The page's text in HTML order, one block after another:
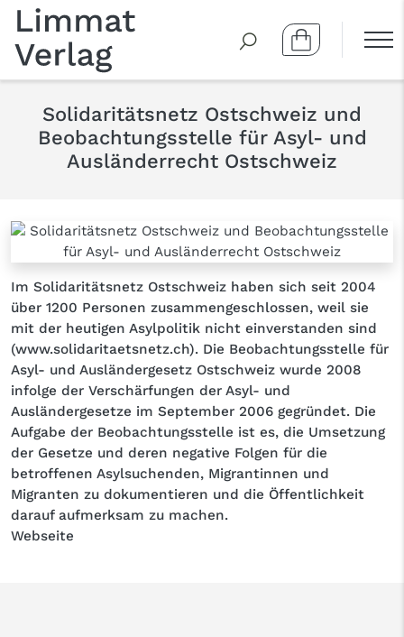
Solidaritätsnetz Ostschweiz und
Beobachtungsstelle für Asyl- und
Ausländerrecht Ostschweiz
Im Solidaritätsnetz Ostschweiz haben sich seit 2004
über 1200 Personen zusammengeschlossen, weil sie
mit der heutigen Asylpolitik nicht einverstanden sind
(www.solidaritaetsnetz.ch). Die Beobachtungsstelle für
Asyl- und Ausländergesetz Ostschweiz wurde 2008
infolge der Verschärfungen der Asyl- und
Ausländergesetze im September 2006 gegründet. Die
Aufgabe der Beobachtungsstelle ist es, die Umsetzung
der Gesetze und deren negative Folgen für die
betroffenen Asylsuchenden, Migrantinnen und
Migranten zu dokumentieren und die Öffentlichkeit
darauf aufmerksam zu machen.
Webseite